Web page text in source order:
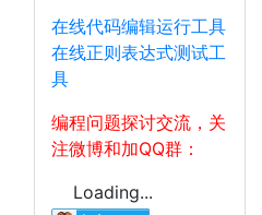
在线代码编辑运行工具
在线正则表达式测试工
具
编程问题探讨交流，关
注微博和加QQ群：
Loading...